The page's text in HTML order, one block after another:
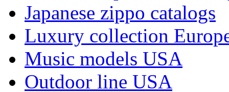
Japanese zippo catalogs
Luxury collection
Music models USA
Outdoor line USA